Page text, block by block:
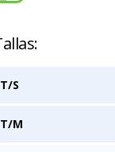
T/S
T/M